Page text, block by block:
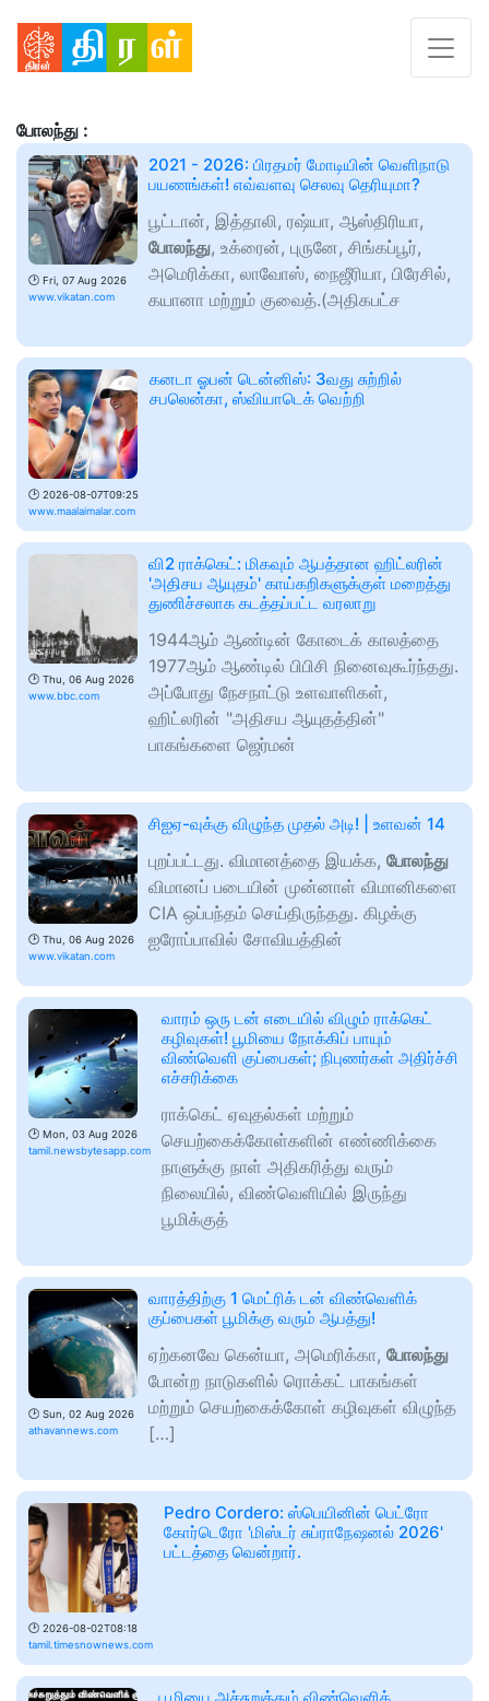
போலந்து :
🕑 Fri, 07 Aug 2026
www.vikatan.com
2021 - 2026: பிரதமர் மோடியின் வெளிநாடு
பயணங்கள்! எவ்வளவு செலவு தெரியுமா?
பூட்டான், இத்தாலி, ரஷ்யா, ஆஸ்திரியா,
போலந்து, உக்ரைன், புருனே, சிங்கப்பூர்,
அமெரிக்கா, லாவோஸ், நைஜீரியா, பிரேசில்,
கயானா மற்றும் குவைத்.(அதிகபட்ச
🕑 2026-08-07T09:25
www.maalaimalar.com
கனடா ஓபன் டென்னிஸ்: 3வது சுற்றில்
சபலென்கா, ஸ்வியாடெக் வெற்றி
🕑 Thu, 06 Aug 2026
www.bbc.com
வி2 ராக்கெட்: மிகவும் ஆபத்தான ஹிட்லரின்
'அதிசய ஆயுதம்' காய்கறிகளுக்குள் மறைத்து
துணிச்சலாக கடத்தப்பட்ட வரலாறு
1944ஆம் ஆண்டின் கோடைக் காலத்தை
1977ஆம் ஆண்டில் பிபிசி நினைவுகூர்ந்தது.
அப்போது நேசநாட்டு உளவாளிகள்,
ஹிட்லரின் "அதிசய ஆயுதத்தின்"
பாகங்களை ஜெர்மன்
🕑 Thu, 06 Aug 2026
www.vikatan.com
சிஐஏ-வுக்கு விழுந்த முதல் அடி! | உளவன் 14
புறப்பட்டது. விமானத்தை இயக்க, போலந்து
விமானப் படையின் முன்னாள் விமானிகளை
CIA ஒப்பந்தம் செய்திருந்தது. கிழக்கு
ஐரோப்பாவில் சோவியத்தின்
🕑 Mon, 03 Aug 2026
tamil.newsbytesapp.com
வாரம் ஒரு டன் எடையில் விழும் ராக்கெட்
கழிவுகள்! பூமியை நோக்கிப் பாயும்
விண்வெளி குப்பைகள்; நிபுணர்கள் அதிர்ச்சி
எச்சரிக்கை
ராக்கெட் ஏவுதல்கள் மற்றும்
செயற்கைக்கோள்களின் எண்ணிக்கை
நாளுக்கு நாள் அதிகரித்து வரும்
நிலையில், விண்வெளியில் இருந்து
பூமிக்குத்
🕑 Sun, 02 Aug 2026
athavannews.com
வாரத்திற்கு 1 மெட்ரிக் டன் விண்வெளிக்
குப்பைகள் பூமிக்கு வரும் ஆபத்து!
ஏற்கனவே கென்யா, அமெரிக்கா, போலந்து
போன்ற நாடுகளில் ரொக்கட் பாகங்கள்
மற்றும் செயற்கைக்கோள் கழிவுகள் விழுந்த
[…]
🕑 2026-08-02T08:18
tamil.timesnownews.com
Pedro Cordero: ஸ்பெயினின் பெட்ரோ
கோர்டெரோ 'மிஸ்டர் சுப்ராநேஷனல் 2026'
பட்டத்தை வென்றார்.